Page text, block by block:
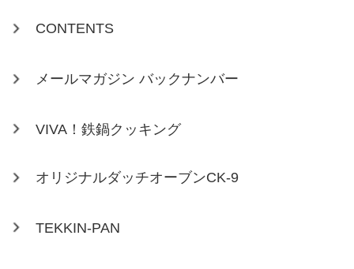
CONTENTS
メールマガジン バックナンバー
VIVA！鉄鍋クッキング
オリジナルダッチオーブンCK-9
TEKKIN-PAN